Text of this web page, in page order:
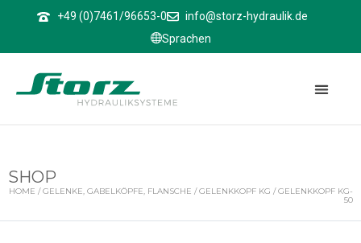
+49 (0)7461/96653-0
info@storz-hydraulik.de
Sprachen
SHOP
HOME /GELENKE, GABELKÖPFE, FLANSCHE /GELENKKOPF KG / GELENKKOPF KG-
50